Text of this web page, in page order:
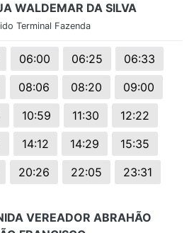
WALDEMAR DA SILVA
Terminal Fazenda
06:00 06:25
06:33
08:06 08:20
09:00
10:59 11:30
12:22
14:12 14:29
15:35
20:26 22:05 23:31
VEREADOR ABRAHÃO